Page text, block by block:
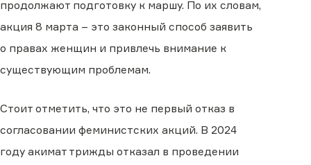
продолжают подготовку к маршу. По их словам,
акция 8 марта – это законный способ заявить
о правах женщин и привлечь внимание к
существующим проблемам.
Стоит отметить, что это не первый отказ в
согласовании феминистских акций. В 2024
году акимат трижды отказал в проведении